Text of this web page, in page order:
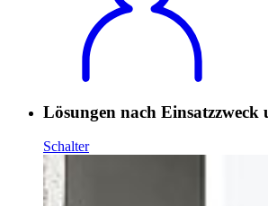
Lösungen nach Einsatzzweck
Schalter